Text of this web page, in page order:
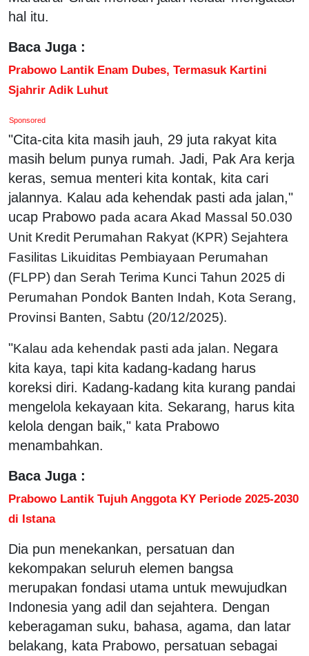
hal itu.
Baca Juga :
Prabowo Lantik Enam Dubes, Termasuk Kartini
Sjahrir Adik Luhut
Sponsored
"Cita-cita kita masih jauh, 29 juta rakyat kita
masih belum punya rumah. Jadi, Pak Ara kerja
keras, semua menteri kita kontak, kita cari
jalannya. Kalau ada kehendak pasti ada jalan,"
ucap Prabowo pada acara Akad Massal 50.030
Unit Kredit Perumahan Rakyat (KPR) Sejahtera
Fasilitas Likuiditas Pembiayaan Perumahan
(FLPP) dan Serah Terima Kunci Tahun 2025 di
Perumahan Pondok Banten Indah, Kota Serang,
Provinsi Banten, Sabtu (20/12/2025).
"Kalau ada kehendak pasti ada jalan. Negara
kita kaya, tapi kita kadang-kadang harus
koreksi diri. Kadang-kadang kita kurang pandai
mengelola kekayaan kita. Sekarang, harus kita
kelola dengan baik," kata Prabowo
menambahkan.
Baca Juga :
Prabowo Lantik Tujuh Anggota KY Periode 2025-2030
di Istana
Dia pun menekankan, persatuan dan
kekompakan seluruh elemen bangsa
merupakan fondasi utama untuk mewujudkan
Indonesia yang adil dan sejahtera. Dengan
keberagaman suku, bahasa, agama, dan latar
belakang, kata Prabowo, persatuan sebagai